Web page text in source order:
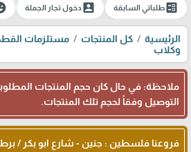
ballotطلباتي السابقة account_boxدخول تجار الجملة
الرئيسية كل المنتجات مستلزمات
وكلاب
ملاحظة: في حال كان حجم المنتجات
التوصيل وفقاً لحجم تلك المنتجات.
فروعنا فلسطين : جنين - شارع ابو بكر /